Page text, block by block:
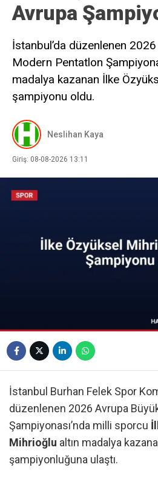
Avrupa
İstanbul’da düzenlenen
Modern Pentatlon
madalya kazanan İlke
şampiyonu oldu.
Neslihan Kaya
Giriş: 08-08-2026 13:11
İstanbul Burhan Felek Spor
düzenlenen 2026 Avrupa
Şampiyonası’nda milli sporcu
Mihrioğlu altın madalya
şampiyonluğuna ulaştı.